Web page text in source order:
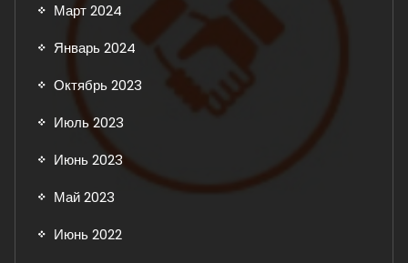
Март 2024
Январь 2024
Октябрь 2023
Июль 2023
Июнь 2023
Май 2023
Июнь 2022